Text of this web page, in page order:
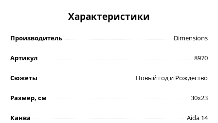
Характеристики
Производитель Dimensions
Артикул 8970
Сюжеты Новый год и Рождество
Размер, см 30х23
Канва Аidа 14